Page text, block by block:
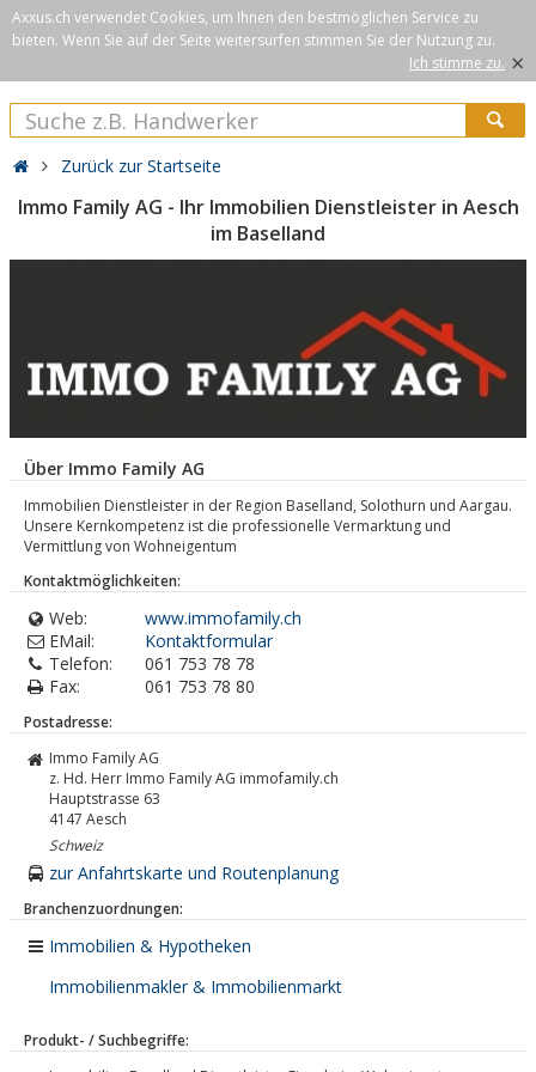
Axxus.ch verwendet Cookies, um Ihnen den bestmöglichen Service zu
bieten. Wenn Sie auf der Seite weitersurfen stimmen Sie der Nutzung zu.
Ich stimme zu. ×
Zurück zur Startseite
Immo Family AG - Ihr Immobilien Dienstleister in Aesch
im Baselland
Über Immo Family AG
Immobilien Dienstleister in der Region Baselland, Solothurn und Aargau.
Unsere Kernkompetenz ist die professionelle Vermarktung und
Vermittlung von Wohneigentum
Kontaktmöglichkeiten:
Web:
www.immofamily.ch
EMail:
Kontaktformular
Telefon:
061 753 78 78
Fax:
061 753 78 80
Postadresse:
Immo Family AG
z. Hd. Herr Immo Family AG immofamily.ch
Hauptstrasse 63
4147 Aesch
Schweiz
zur Anfahrtskarte und Routenplanung
Branchenzuordnungen:
Immobilien & Hypotheken
Immobilienmakler & Immobilienmarkt
Produkt- / Suchbegriffe: